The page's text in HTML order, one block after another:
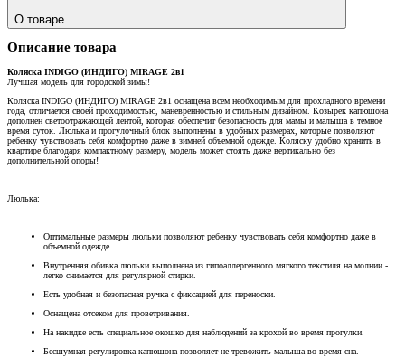
О товаре
Описание товара
Коляска INDIGO (ИНДИГО) MIRAGE 2в1
Лучшая модель для городской зимы!
Коляска INDIGO (ИНДИГО) MIRAGE 2в1 оснащена всем необходимым для прохладного времени
года, отличается своей проходимостью, маневренностью и стильным дизайном. Козырек капюшона
дополнен светоотражающей лентой, которая обеспечит безопасность для мамы и малыша в темное
время суток. Люлька и прогулочный блок выполнены в удобных размерах, которые позволяют
ребенку чувствовать себя комфортно даже в зимней объемной одежде. Коляску удобно хранить в
квартире благодаря компактному размеру, модель может стоять даже вертикально без
дополнительной опоры!
Люлька:
Оптимальные размеры люльки позволяют ребенку чувствовать себя комфортно даже в
объемной одежде.
Внутренняя обивка люльки выполнена из гипоаллергенного мягкого текстиля на молнии -
легко снимается для регулярной стирки.
Есть удобная и безопасная ручка с фиксацией для переноски.
Оснащена отсеком для проветривания.
На накидке есть специальное окошко для наблюдений за крохой во время прогулки.
Бесшумная регулировка капюшона позволяет не тревожить малыша во время сна.